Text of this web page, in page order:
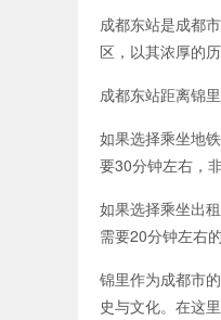
成都东站是成都
区，以其浓厚的
成都东站距离锦
如果选择乘坐地
要30分钟左右，
如果选择乘坐出
需要20分钟左右
锦里作为成都市
史与文化。在这